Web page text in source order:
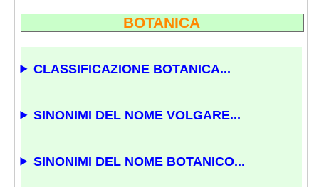
BOTANICA
CLASSIFICAZIONE BOTANICA...
SINONIMI DEL NOME VOLGARE...
SINONIMI DEL NOME BOTANICO...